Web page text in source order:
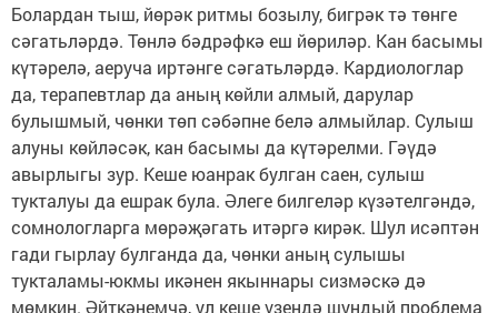
Болардан тыш, йөрәк ритмы бозылу, бигрәк тә төнге
сәгатьләрдә. Төнлә бәдрәфкә еш йөриләр. Кан басымы
күтәрелә, аеруча иртәнге сәгатьләрдә. Кардиологлар
да, терапевтлар да аның көйли алмый, дарулар
булышмый, чөнки төп сәбәпне белә алмыйлар. Сулыш
алуны көйләсәк, кан басымы да күтәрелми. Гәүдә
авырлыгы зур. Кеше юанрак булган саен, сулыш
тукталуы да ешрак була. Әлеге билгеләр күзәтелгәндә,
сомнологларга мөрәҗәгать итәргә кирәк. Шул исәптән
гади гырлау булганда да, чөнки аның сулышы
тукталамы-юкмы икәнен якыннары сизмәскә дә
мөмкин. Әйткәнемчә, ул кеше үзендә шундый проблема